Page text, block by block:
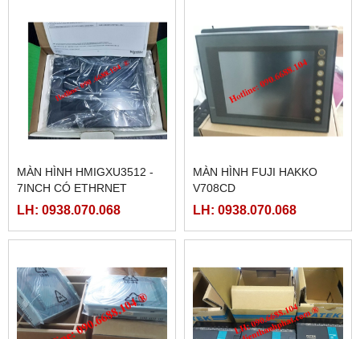
MÀN HÌNH HMIGXU3512 -
7INCH CÓ ETHRNET
LH: 0938.070.068
MÀN HÌNH FUJI HAKKO
V708CD
LH: 0938.070.068